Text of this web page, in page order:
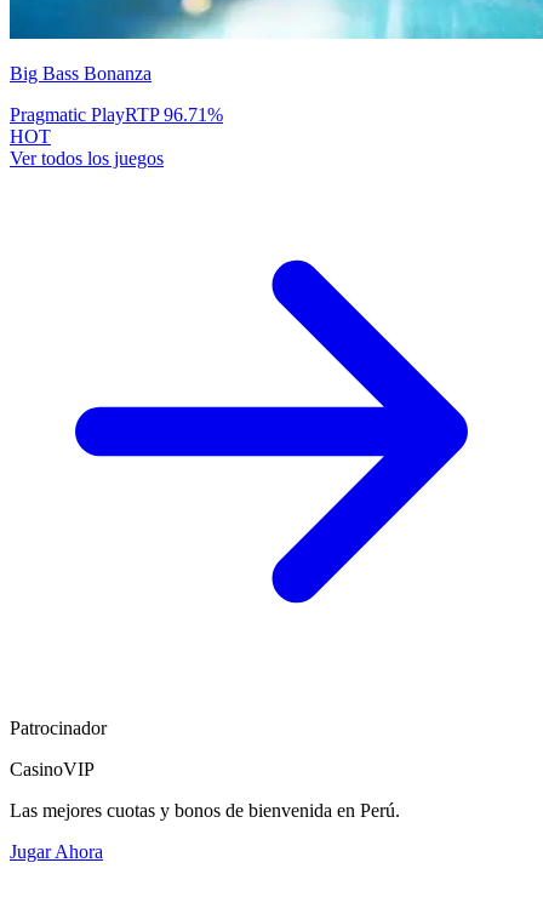
Big Bass Bonanza
Pragmatic PlayRTP96.71%
HOT
Ver todos los juegos
Patrocinador
CasinoVIP
Las mejores cuotas y bonos de bienvenida en Perú.
Jugar Ahora